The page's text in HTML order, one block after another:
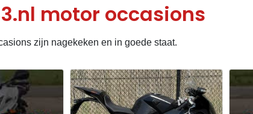
motor occasions
zijn nagekeken en in goede staat.